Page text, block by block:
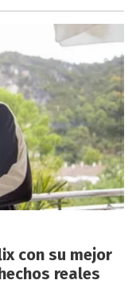
con su mejor
reales